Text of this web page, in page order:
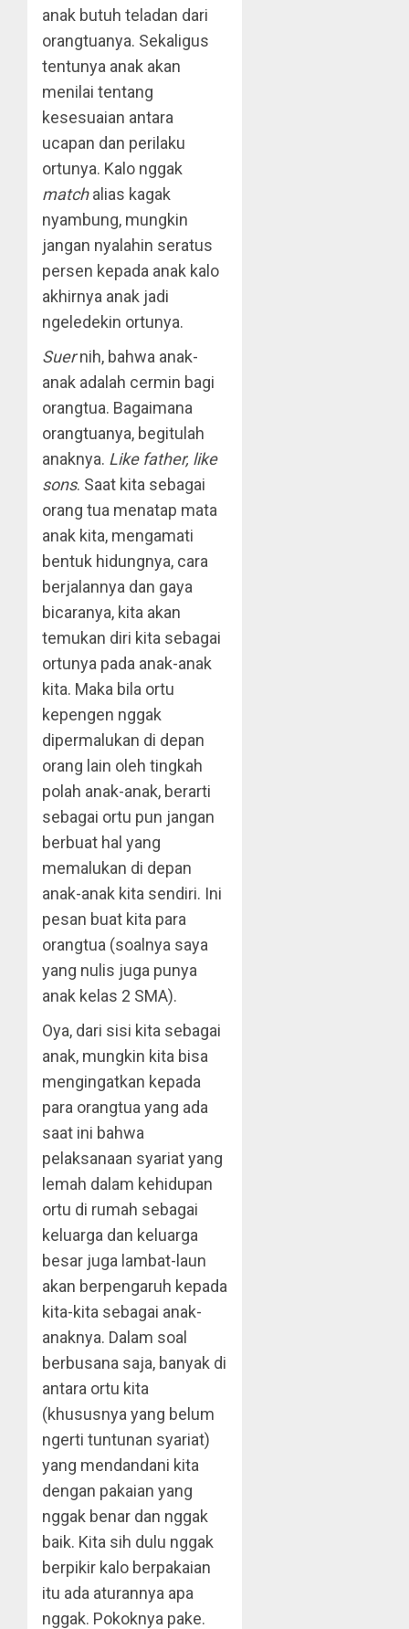
anak butuh teladan dari
orangtuanya. Sekaligus
tentunya anak akan
menilai tentang
kesesuaian antara
ucapan dan perilaku
ortunya. Kalo nggak
matchalias kagak
nyambung, mungkin
jangan nyalahin seratus
persen kepada anak kalo
akhirnya anak jadi
ngeledekin ortunya.
Suernih, bahwa anak-
anak adalah cermin bagi
orangtua. Bagaimana
orangtuanya, begitulah
anaknya. Like father, like
sons. Saat kita sebagai
orang tua menatap mata
anak kita, mengamati
bentuk hidungnya, cara
berjalannya dan gaya
bicaranya, kita akan
temukan diri kita sebagai
ortunya pada anak-anak
kita. Maka bila ortu
kepengen nggak
dipermalukan di depan
orang lain oleh tingkah
polah anak-anak, berarti
sebagai ortu pun jangan
berbuat hal yang
memalukan di depan
anak-anak kita sendiri. Ini
pesan buat kita para
orangtua (soalnya saya
yang nulis juga punya
anak kelas 2 SMA).
Oya, dari sisi kita sebagai
anak, mungkin kita bisa
mengingatkan kepada
para orangtua yang ada
saat ini bahwa
pelaksanaan syariat yang
lemah dalam kehidupan
ortu di rumah sebagai
keluarga dan keluarga
besar juga lambat-laun
akan berpengaruh kepada
kita-kita sebagai anak-
anaknya. Dalam soal
berbusana saja, banyak di
antara ortu kita
(khususnya yang belum
ngerti tuntunan syariat)
yang mendandani kita
dengan pakaian yang
nggak benar dan nggak
baik. Kita sih dulu nggak
berpikir kalo berpakaian
itu ada aturannya apa
nggak. Pokoknya pake.